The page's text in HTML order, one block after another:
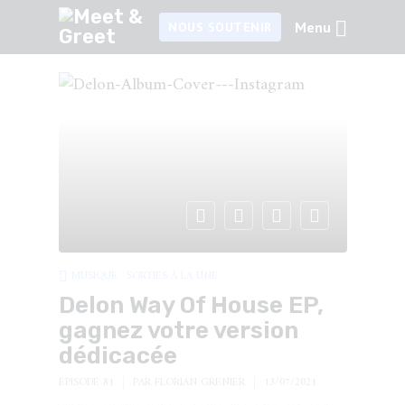
Menu
Delon Way Of House EP,
gagnez votre version
dédicacée